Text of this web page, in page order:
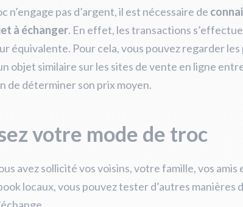
n’engage pas d’argent, il est nécessaire de
à échanger. En effet, les transactions
équivalente. Pour cela, vous pouvez regarder les
objet similaire sur les sites de vente en ligne
de déterminer son prix moyen.
votre mode de troc
avez sollicité vos voisins, votre famille, vos amis
locaux, vous pouvez tester d’autres manières